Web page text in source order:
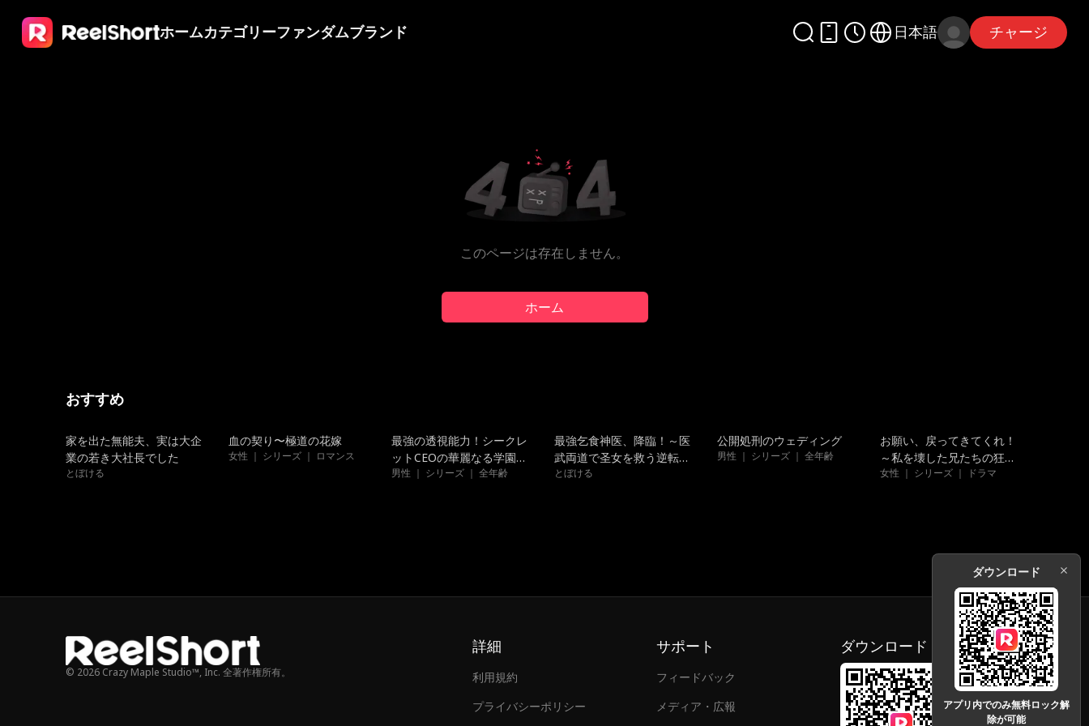
ホームカテゴリーファンダムブランド 日本語 チャージ
このページは存在しません。
ホーム
おすすめ
吹き替え
家を出た無能夫、実は大企
業の若き大社長でした
とぼける
トレンド
血の契り〜極道の花嫁
女性 ｜ シリーズ ｜ ロマンス
吹き替え
最強の透視能力！シークレ
ットCEOの華麗なる学園無
双
男性 ｜ シリーズ ｜ 全年齢
トレンド
最強乞食神医、降臨！～医
武両道で圣女を救う逆転無
双～
とぼける
吹き替え
公開処刑のウェディング
男性 ｜ シリーズ ｜ 全年齢
トレンド
お願い、戻ってきてくれ！
～私を壊した兄たちの狂気
的な後悔～
女性 ｜ シリーズ ｜ ドラマ
© 2026 Crazy Maple Studio™, Inc. 全著作権所有。
詳細
利用規約
プライバシーポリシー
サポート
フィードバック
メディア・広報
ダウンロード
ダウンロード
アプリ内でのみ無料ロック解
除が可能